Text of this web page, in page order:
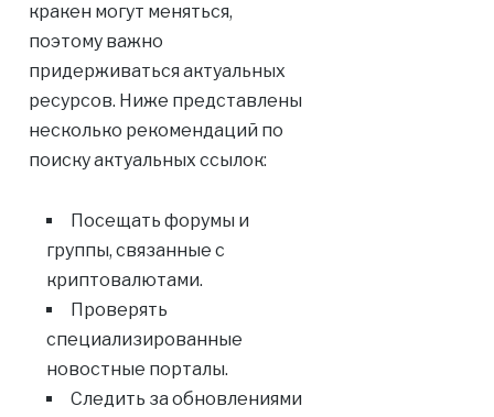
кракен могут меняться,
поэтому важно
придерживаться актуальных
ресурсов. Ниже представлены
несколько рекомендаций по
поиску актуальных ссылок:
Посещать форумы и
группы, связанные с
криптовалютами.
Проверять
специализированные
новостные порталы.
Следить за обновлениями